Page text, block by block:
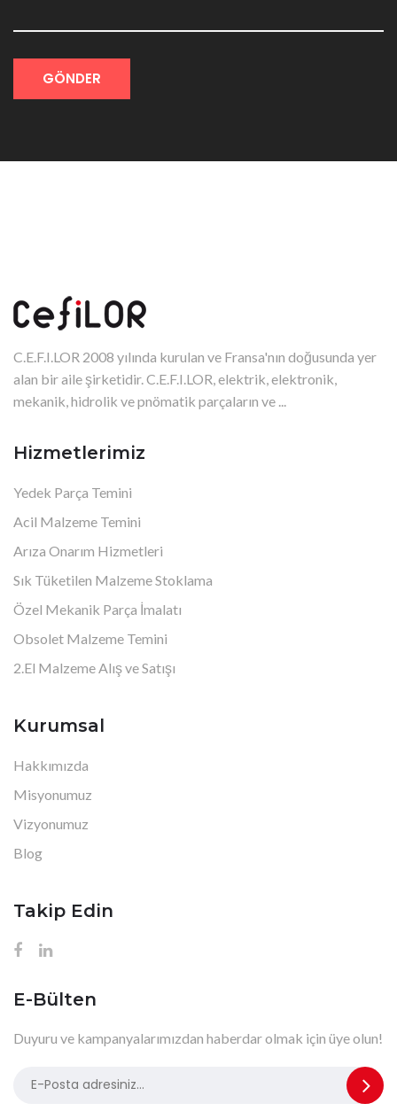
C.E.F.I.LOR 2008 yılında kurulan ve Fransa'nın doğusunda yer
alan bir aile şirketidir. C.E.F.I.LOR, elektrik, elektronik,
mekanik, hidrolik ve pnömatik parçaların ve ...
Hizmetlerimiz
Yedek Parça Temini
Acil Malzeme Temini
Arıza Onarım Hizmetleri
Sık Tüketilen Malzeme Stoklama
Özel Mekanik Parça İmalatı
Obsolet Malzeme Temini
2.El Malzeme Alış ve Satışı
Kurumsal
Hakkımızda
Misyonumuz
Vizyonumuz
Blog
Takip Edin
E-Bülten
Duyuru ve kampanyalarımızdan haberdar olmak için üye olun!